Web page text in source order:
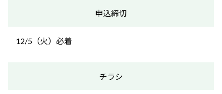
申込締切
12/5（火）必着
チラシ